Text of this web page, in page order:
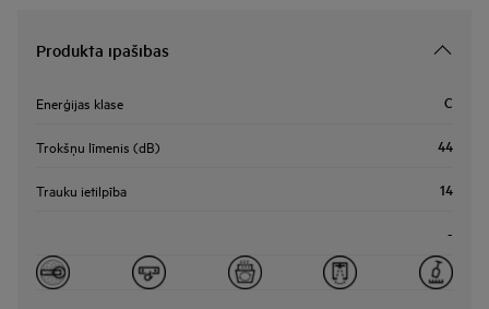
Produkta īpašības
Enerģijas klase C
Trokšņu līmenis (dB) 44
Trauku ietilpība 14
-